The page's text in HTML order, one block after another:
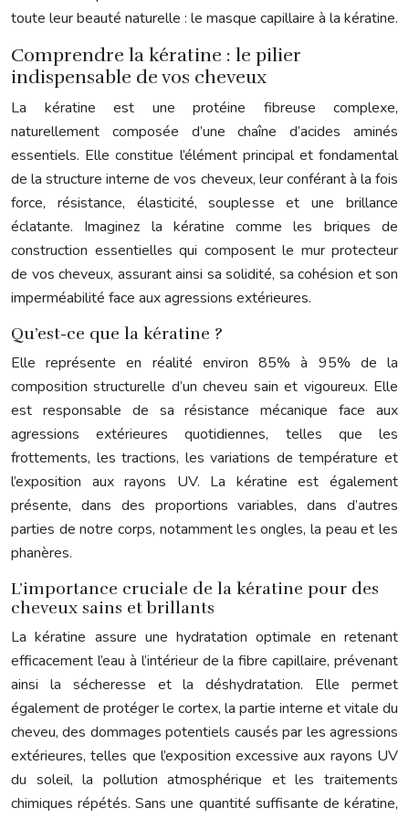
toute leur beauté naturelle : le masque capillaire à la kératine.
Comprendre la kératine : le pilier
indispensable de vos cheveux
La kératine est une protéine fibreuse complexe,
naturellement composée d’une chaîne d’acides aminés
essentiels. Elle constitue l’élément principal et fondamental
de la structure interne de vos cheveux, leur conférant à la fois
force, résistance, élasticité, souplesse et une brillance
éclatante. Imaginez la kératine comme les briques de
construction essentielles qui composent le mur protecteur
de vos cheveux, assurant ainsi sa solidité, sa cohésion et son
imperméabilité face aux agressions extérieures.
Qu’est-ce que la kératine ?
Elle représente en réalité environ 85% à 95% de la
composition structurelle d’un cheveu sain et vigoureux. Elle
est responsable de sa résistance mécanique face aux
agressions extérieures quotidiennes, telles que les
frottements, les tractions, les variations de température et
l’exposition aux rayons UV. La kératine est également
présente, dans des proportions variables, dans d’autres
parties de notre corps, notamment les ongles, la peau et les
phanères.
L’importance cruciale de la kératine pour des
cheveux sains et brillants
La kératine assure une hydratation optimale en retenant
efficacement l’eau à l’intérieur de la fibre capillaire, prévenant
ainsi la sécheresse et la déshydratation. Elle permet
également de protéger le cortex, la partie interne et vitale du
cheveu, des dommages potentiels causés par les agressions
extérieures, telles que l’exposition excessive aux rayons UV
du soleil, la pollution atmosphérique et les traitements
chimiques répétés. Sans une quantité suffisante de kératine,